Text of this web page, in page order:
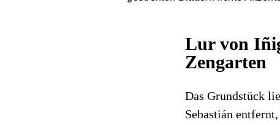
Lur von
Zengarten
Das Grundstück
Sebastián